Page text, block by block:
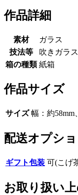
作品詳細
素材
ガラス
技法等
吹きガラス
箱の種類 紙箱
作品サイズ
サイズ 幅：約58mm
配送オプシ
ギフト包装 可(こげ
お取り扱い